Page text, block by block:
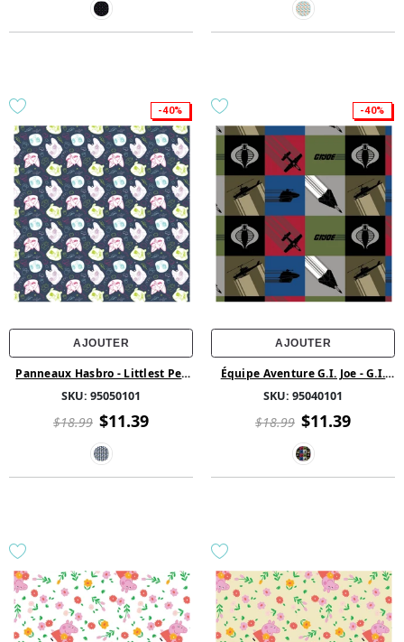
-40%
AJOUTER
Panneaux Hasbro - Littlest Pet
SKU: 95050101
$18.99 $11.39
-40%
AJOUTER
Équipe Aventure G.I. Joe - G.I.
SKU: 95040101
$18.99 $11.39